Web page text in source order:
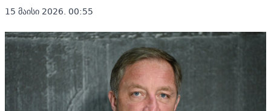
15 მაისი 2026. 00:55